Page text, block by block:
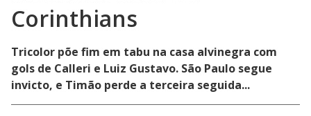
Corinthians
Tricolor põe fim em tabu na casa alvinegra com
gols de Calleri e Luiz Gustavo. São Paulo segue
invicto, e Timão perde a terceira seguida...